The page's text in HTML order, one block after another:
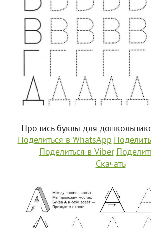
Пропись буквы для
Поделиться в WhatsApp
Поделиться в Viber
Скачать